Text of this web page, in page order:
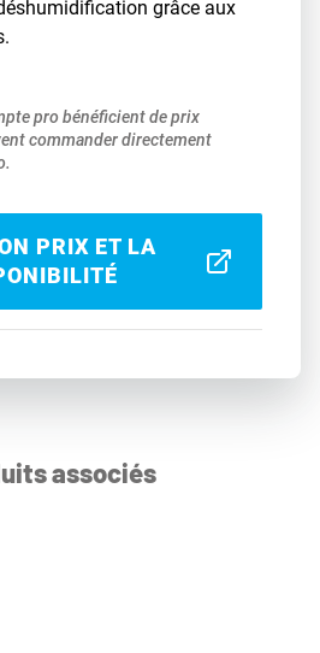
grâce aux
pro bénéficient de prix
commander directement
PRIX ET LA
associés